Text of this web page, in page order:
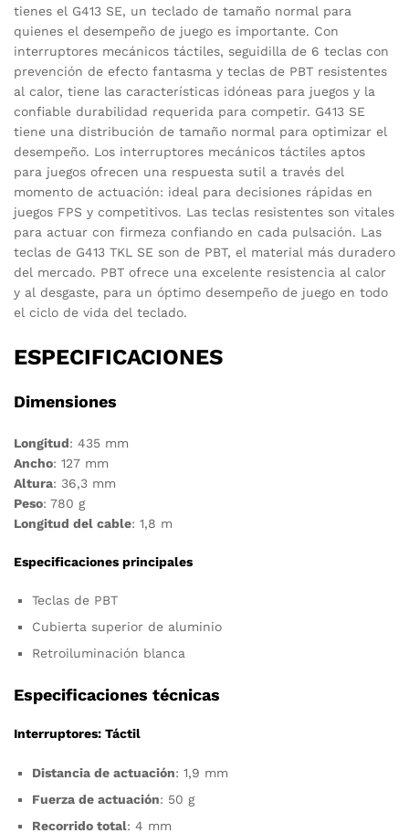
tienes el G413 SE, un teclado de tamaño normal para
quienes el desempeño de juego es importante. Con
interruptores mecánicos táctiles, seguidilla de 6 teclas con
prevención de efecto fantasma y teclas de PBT resistentes
al calor, tiene las características idóneas para juegos y la
confiable durabilidad requerida para competir. G413 SE
tiene una distribución de tamaño normal para optimizar el
desempeño. Los interruptores mecánicos táctiles aptos
para juegos ofrecen una respuesta sutil a través del
momento de actuación: ideal para decisiones rápidas en
juegos FPS y competitivos. Las teclas resistentes son vitales
para actuar con firmeza confiando en cada pulsación. Las
teclas de G413 TKL SE son de PBT, el material más duradero
del mercado. PBT ofrece una excelente resistencia al calor
y al desgaste, para un óptimo desempeño de juego en todo
el ciclo de vida del teclado.
ESPECIFICACIONES
Dimensiones
Longitud: 435 mm
Ancho: 127 mm
Altura: 36,3 mm
Peso: 780 g
Longitud del cable: 1,8 m
Especificaciones principales
Teclas de PBT
Cubierta superior de aluminio
Retroiluminación blanca
Especificaciones técnicas
Interruptores: Táctil
Distancia de actuación: 1,9 mm
Fuerza de actuación: 50 g
Recorrido total: 4 mm